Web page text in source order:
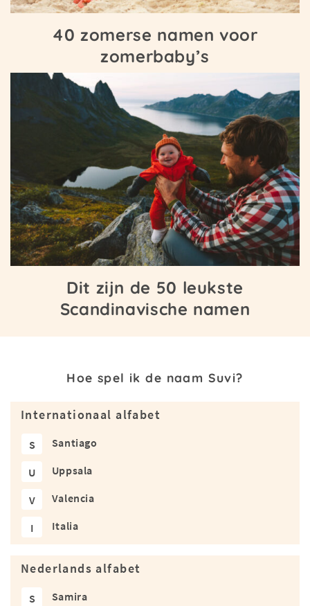
40 zomerse namen voor
zomerbaby’s
Dit zijn de 50 leukste
Scandinavische namen
Hoe spel ik de naam Suvi?
Internationaal alfabet
S Santiago
U Uppsala
V Valencia
I Italia
Nederlands alfabet
S Samira